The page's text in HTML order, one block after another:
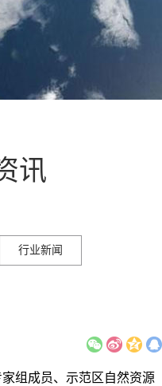
讯
行业新闻
组成员、示范区自然资源